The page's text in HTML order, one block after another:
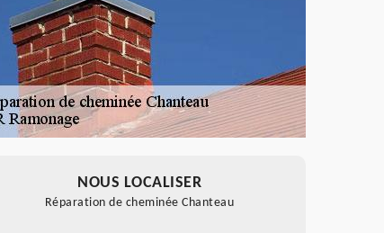
NOUS LOCALISER
Réparation de cheminée Chanteau